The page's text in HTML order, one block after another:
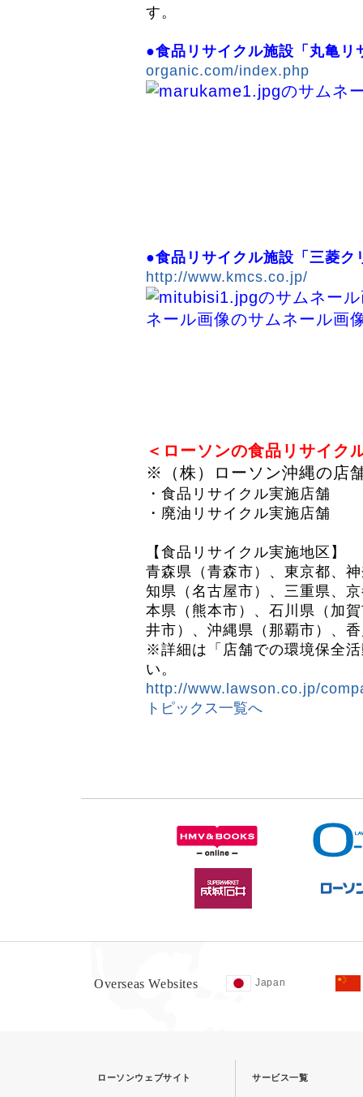
す。
●食品リサイクル施設「丸亀
organic.com/index.php
●食品リサイクル施設「三菱
http://www.kmcs.co.jp/
＜ローソンの食品リサイク
※（株）ローソン沖縄の店
・食品リサイクル実施店舗
・廃油リサイクル実施店舗
【食品リサイクル実施地区】
青森県（青森市）、東京都、
知県（名古屋市）、三重県、
本県（熊本市）、石川県（加
井市）、沖縄県（那覇市）、
※詳細は「店舗での環境保全
い。
http://www.lawson.co.jp/
トピックス一覧へ
Overseas Websites Japan
ローソンウェブサイト サービス一覧